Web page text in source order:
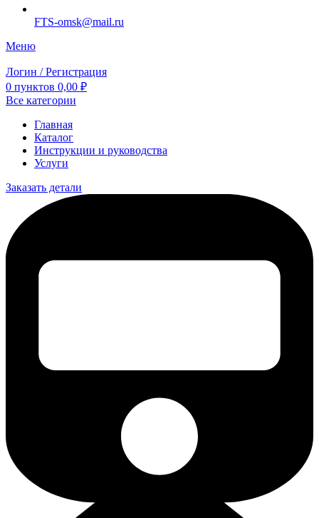
FTS-omsk@mail.ru
Меню
Логин / Регистрация
0 пунктов 0,00 ₽
Все категории
Главная
Каталог
Инструкции и руководства
Услуги
Заказать детали